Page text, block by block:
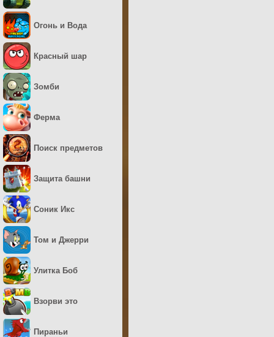
Огонь и Вода
Красный шар
Зомби
Ферма
Поиск предметов
Защита башни
Соник Икс
Том и Джерри
Улитка Боб
Взорви это
Пираньи